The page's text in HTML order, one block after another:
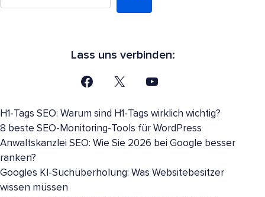
Lass uns verbinden:
H1-Tags SEO: Warum sind H1-Tags wirklich wichtig?
8 beste SEO-Monitoring-Tools für WordPress
Anwaltskanzlei SEO: Wie Sie 2026 bei Google besser
ranken?
Googles KI-Suchüberholung: Was Websitebesitzer
wissen müssen